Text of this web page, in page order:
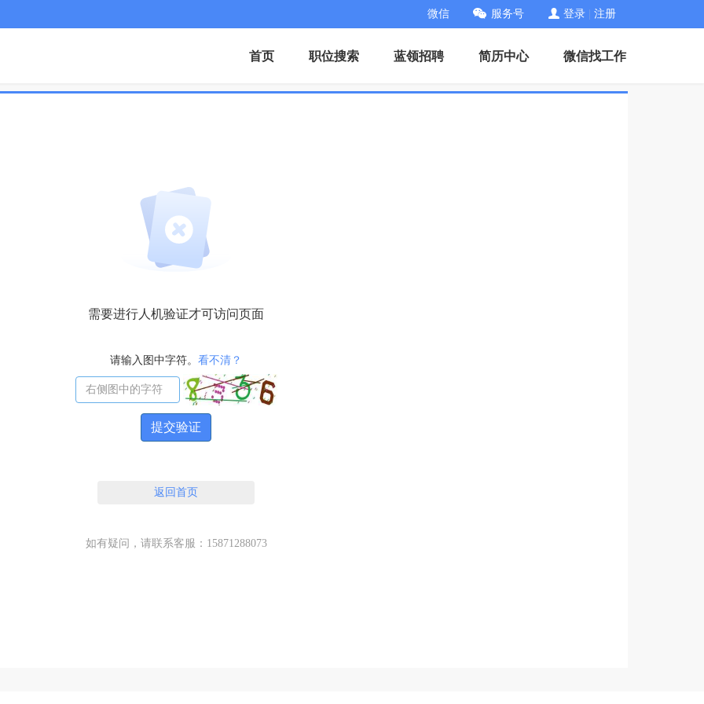
微信 服务号 登录 注册
首页 职位搜索 蓝领招聘 简历中心 微信找工作
需要进行人机验证才可访问页面
请输入图中字符。 看不清？
提交验证
返回首页
如有疑问，请联系客服：15871288073